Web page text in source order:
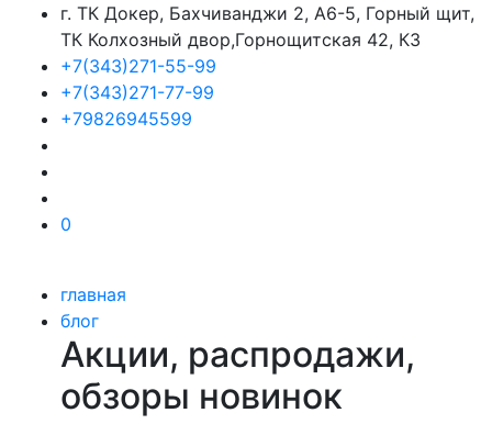
г. ТК Докер, Бахчиванджи 2, А6-5, Горный щит,
ТК Колхозный двор,Горнощитская 42, К3
+7(343)271-55-99
+7(343)271-77-99
+79826945599
0
главная
блог
Акции, распродажи,
обзоры новинок